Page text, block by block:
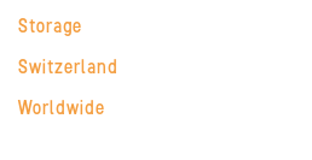
Storage
Switzerland
Worldwide